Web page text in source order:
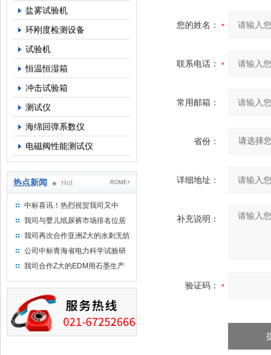
盐雾试验机
环刚度检测设备
试验机
恒温恒湿箱
冲击试验箱
测试仪
海绵回弹系数仪
电磁阀性能测试仪
热点新闻 Hot ROME+
中标喜讯！热烈祝贺我司又中
标！
我司与婴儿纸尿裤市场排名位居
名的全日美实业合作成功！
我司再次合作亚洲Z大的水刺无纺
布供应商-南六企业！
公司中标青海省电力科学试验研
究院！
我司合作Z大的EDM用石墨生产
您的姓名：
联系电话：
常用邮箱：
省份：
详细地址：
补充说明：
验证码：